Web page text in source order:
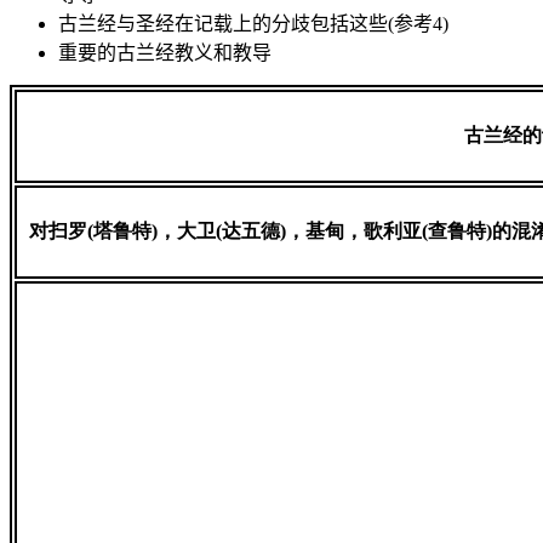
古兰经与圣经在记载上的分歧包括这些(参考4)
重要的古兰经教义和教导
古兰经
对扫罗(塔鲁特)，大卫(达五德)，基甸，歌利亚(查鲁特)的混